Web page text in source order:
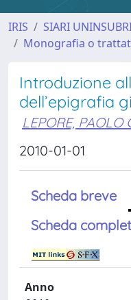
IRIS SIARI
Monografia o
Introduzione
dell’epigrafia
LEPORE, PAOLO
2010-01-01
Scheda breve
Scheda
Anno